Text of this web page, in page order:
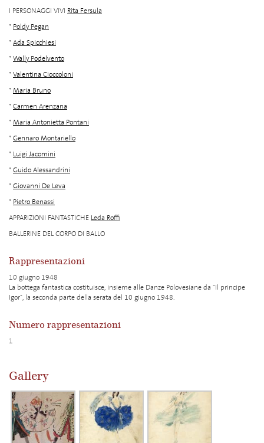
I PERSONAGGI VIVI Rita Fersula
* Poldy Pegan
*Ada Spicchiesi
*Wally Podelvento
*Valentina Cioccoloni
*Maria Bruno
*Carmen Arenzana
*Maria Antonietta Pontani
*Gennaro Montariello
* Luigi Jacomini
*Guido Alessandrini
*Giovanni De Leva
* Pietro Benassi
APPARIZIONI FANTASTICHE Leda Roffi
BALLERINE DEL CORPO DI BALLO
Rappresentazioni
10 giugno 1948
La bottega fantastica costituisce, insieme alle Danze Polovesiane da "Il principe
Igor", la seconda parte della serata del 10 giugno 1948.
Numero rappresentazioni
1
Gallery